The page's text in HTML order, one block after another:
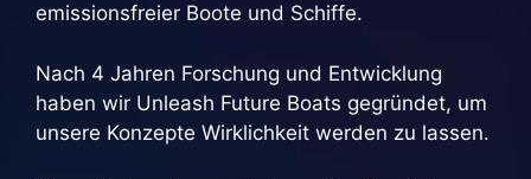
emissionsfreier Boote und Schiffe.
Nach 4 Jahren Forschung und Entwicklung
haben wir Unleash Future Boats gegründet, um
unsere Konzepte Wirklichkeit werden zu lassen.